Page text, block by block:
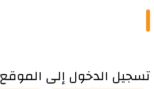
تسجيل الدخول إلى الموقع